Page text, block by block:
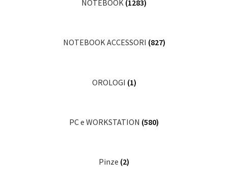
NOTEBOOK (1283)
NOTEBOOK ACCESSORI (827)
OROLOGI (1)
PC e WORKSTATION (580)
Pinze (2)